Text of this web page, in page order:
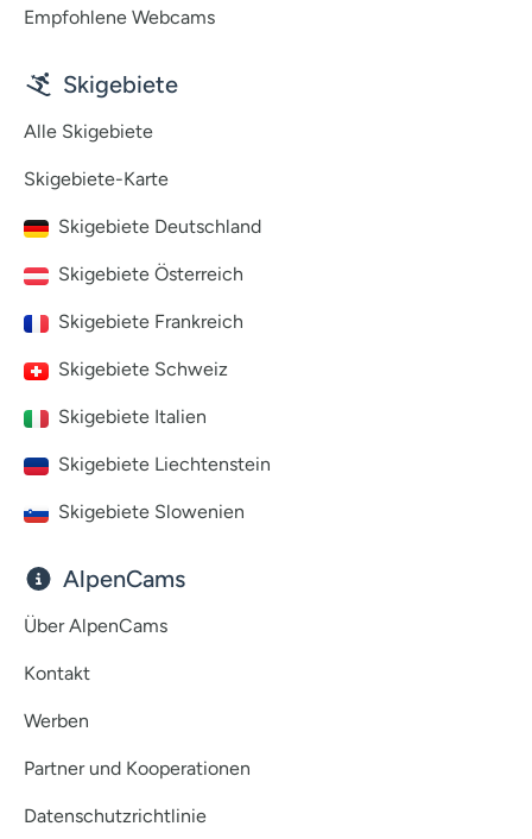
Empfohlene Webcams
Skigebiete
Alle Skigebiete
Skigebiete-Karte
Skigebiete Deutschland
Skigebiete Österreich
Skigebiete Frankreich
Skigebiete Schweiz
Skigebiete Italien
Skigebiete Liechtenstein
Skigebiete Slowenien
AlpenCams
Über AlpenCams
Kontakt
Werben
Partner und Kooperationen
Datenschutzrichtlinie